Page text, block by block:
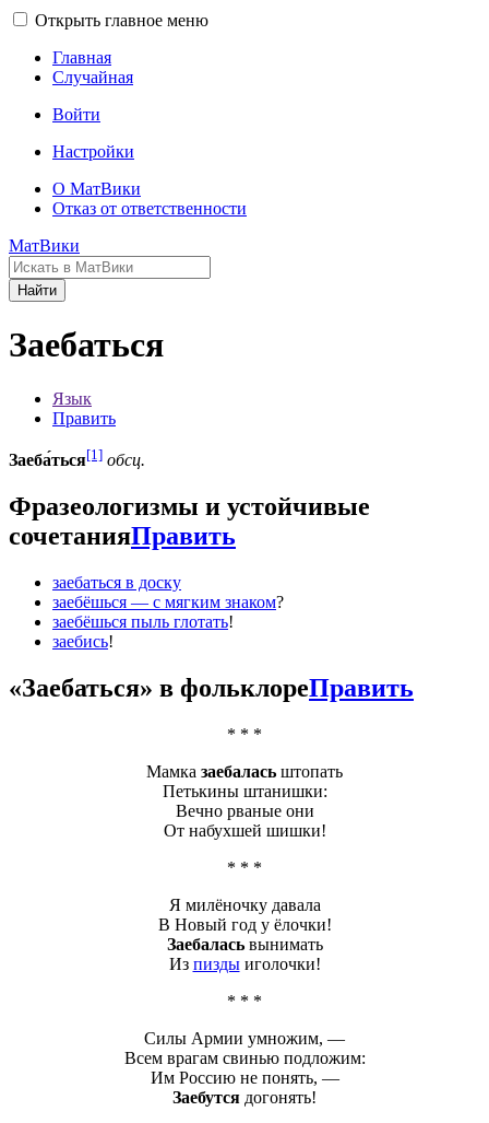
Открыть главное меню
Главная
Случайная
Войти
Настройки
О МатВики
Отказ от ответственности
МатВики
Найти
Заебаться
Язык
Править
Заеба́ться[1] обсц.
Фразеологизмы и устойчивые
сочетанияПравить
заебаться в доску
заебёшься — с мягким знаком?
заебёшься пыль глотать!
заебись!
«Заебаться» в фольклореПравить
* * *
Мамка заебалась штопать
Петькины штанишки:
Вечно рваные они
От набухшей шишки!
* * *
Я милёночку давала
В Новый год у ёлочки!
Заебаласьвынимать
Из пиздыиголочки!
* * *
Силы Армии умножим, —
Всем врагам свинью подложим:
Им Россию не понять, —
Заебутся догонять!